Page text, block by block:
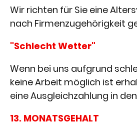
Wir richten für Sie eine
nach Firmenzugehörigkeit
"Schlecht Wetter"
Wenn bei uns aufgrund
keine Arbeit möglich ist
eine Ausgleichzahlung in
13. MONATSGEHALT